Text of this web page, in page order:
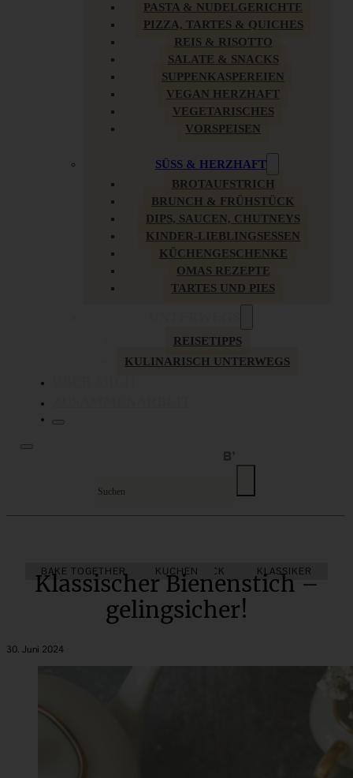
PASTA & NUDELGERICHTE
PIZZA, TARTES & QUICHES
REIS & RISOTTO
SALATE & SNACKS
SUPPENKASPEREIEN
VEGAN HERZHAFT
VEGETARISCHES
VORSPEISEN
SÜSS & HERZHAFT
BROTAUFSTRICH
BRUNCH & FRÜHSTÜCK
DIPS, SAUCEN, CHUTNEYS
KINDER-LIEBLINGSESSEN
KÜCHENGESCHENKE
OMAS REZEPTE
TARTES UND PIES
REISETIPPS
KULINARISCH UNTERWEGS
BAKE TOGETHER HEFEGEBÄCK KLASSIKER
KUCHEN
Klassischer Bienenstich –
gelingsicher!
30. Juni 2024